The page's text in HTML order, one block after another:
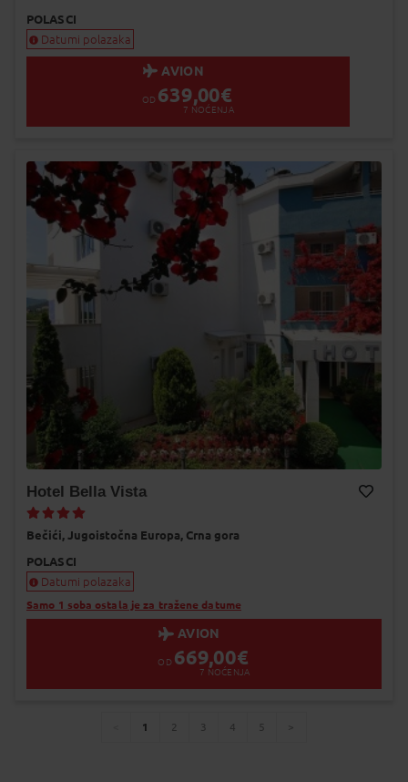
POLASCI
Datumi polazaka
AVION
OD 639,00€
7 NOĆENJA
Hotel Bella Vista
Bečići, Jugoistočna Europa, Crna gora
POLASCI
Datumi polazaka
Samo 1 soba ostala je za tražene datume
AVION
OD 669,00€
7 NOĆENJA
You're
1
page
2
page
3 4
page
5